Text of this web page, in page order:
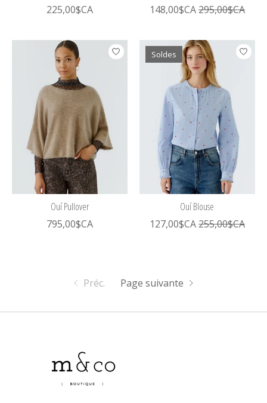
225,00$CA
148,00$CA295,00$CA
Ouí Pullover
795,00$CA
Soldes
Ouí Blouse
127,00$CA255,00$CA
Préc. Page suivante